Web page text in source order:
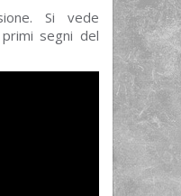
Si vede
segni del